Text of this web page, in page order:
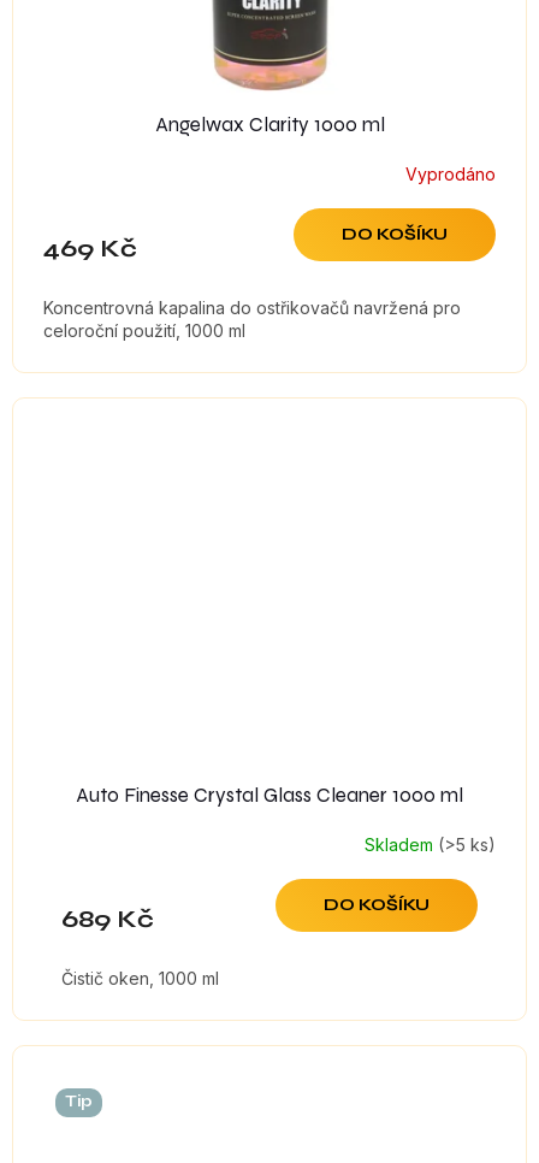
Angelwax Clarity 1000 ml
Vyprodáno
469 Kč DO KOŠÍKU
Koncentrovná kapalina do ostřikovačů navržená pro
celoroční použití, 1000 ml
Auto Finesse Crystal Glass Cleaner 1000 ml
Skladem (>5 ks)
689 Kč DO KOŠÍKU
Čistič oken, 1000 ml
Tip